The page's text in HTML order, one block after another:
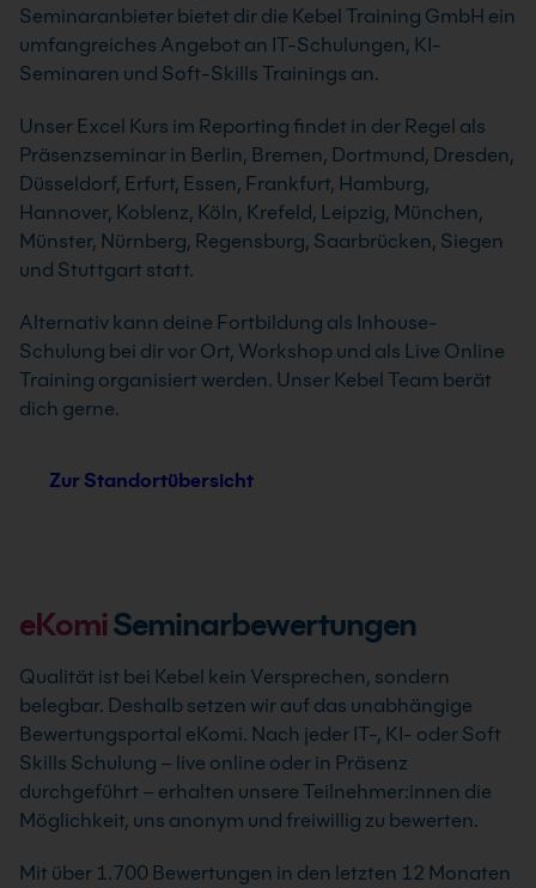
Seminaranbieter bietet dir die Kebel Training GmbH ein
umfangreiches Angebot an IT-Schulungen, KI-
Seminaren und Soft-Skills Trainings an.
Unser Excel Kurs im Reporting findet in der Regel als
Präsenzseminar in Berlin, Bremen, Dortmund, Dresden,
Düsseldorf, Erfurt, Essen, Frankfurt, Hamburg,
Hannover, Koblenz, Köln, Krefeld, Leipzig, München,
Münster, Nürnberg, Regensburg, Saarbrücken, Siegen
und Stuttgart statt.
Alternativ kann deine Fortbildung als Inhouse-
Schulung bei dir vor Ort, Workshop und als Live Online
Training organisiert werden. Unser Kebel Team berät
dich gerne.
Zur Standortübersicht
eKomiSeminarbewertungen
Qualität ist bei Kebel kein Versprechen, sondern
belegbar. Deshalb setzen wir auf das unabhängige
Bewertungsportal eKomi. Nach jeder IT-, KI- oder Soft
Skills Schulung – live online oder in Präsenz
durchgeführt – erhalten unsere Teilnehmer:innen die
Möglichkeit, uns anonym und freiwillig zu bewerten.
Mit über 1.700 Bewertungen in den letzten 12 Monaten